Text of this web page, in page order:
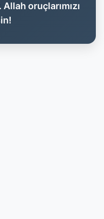
oruçlarımızı